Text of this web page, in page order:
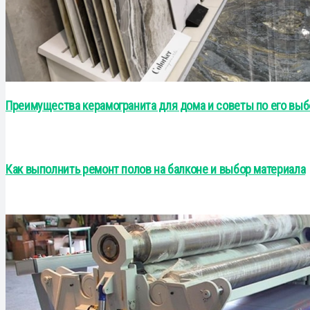
Преимущества керамогранита для дома и советы по его
Как выполнить ремонт полов на балконе и выбор материала